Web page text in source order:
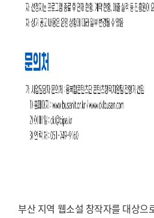
부산 지역 웹소설 창작자를 대상으